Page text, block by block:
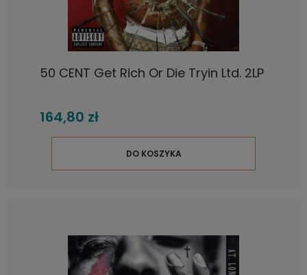
50 CENT Get Rich Or Die Tryin Ltd. 2LP
164,80 zł
DO KOSZYKA